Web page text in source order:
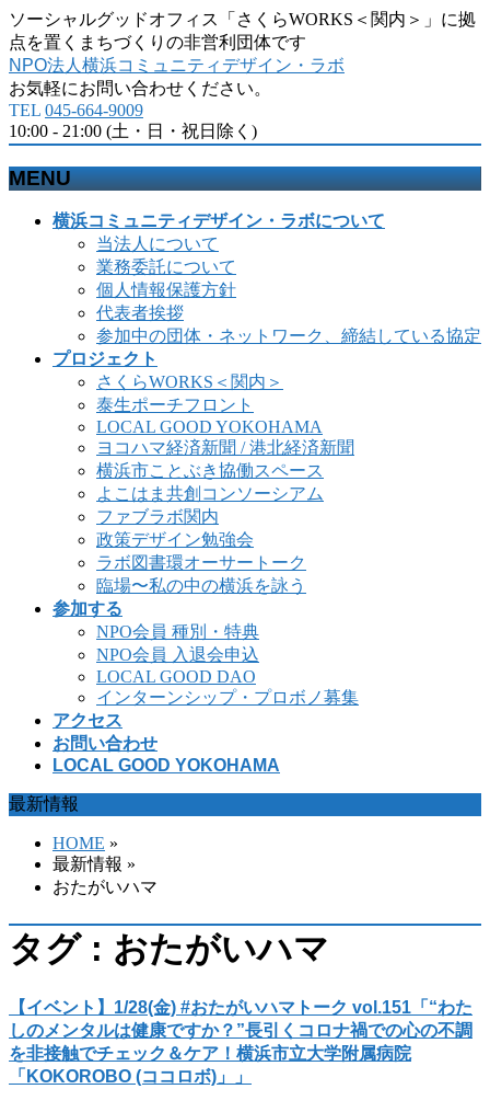
ソーシャルグッドオフィス「さくらWORKS＜関内＞」に拠
点を置くまちづくりの非営利団体です
NPO法人横浜コミュニティデザイン・ラボ
お気軽にお問い合わせください。
TEL 045-664-9009
10:00 - 21:00 (土・日・祝日除く)
MENU
横浜コミュニティデザイン・ラボについて
当法人について
業務委託について
個人情報保護方針
代表者挨拶
参加中の団体・ネットワーク、締結している協定
プロジェクト
さくらWORKS＜関内＞
泰生ポーチフロント
LOCAL GOOD YOKOHAMA
ヨコハマ経済新聞 / 港北経済新聞
横浜市ことぶき協働スペース
よこはま共創コンソーシアム
ファブラボ関内
政策デザイン勉強会
ラボ図書環オーサートーク
臨場〜私の中の横浜を詠う
参加する
NPO会員 種別・特典
NPO会員 入退会申込
LOCAL GOOD DAO
インターンシップ・プロボノ募集
アクセス
お問い合わせ
LOCAL GOOD YOKOHAMA
最新情報
HOME »
最新情報 »
おたがいハマ
タグ : おたがいハマ
【イベント】1/28(金) #おたがいハマトーク vol.151「“わた
しのメンタルは健康ですか？”長引くコロナ禍での心の不調
を非接触でチェック＆ケア！横浜市立大学附属病院
「KOKOROBO (ココロボ)」」